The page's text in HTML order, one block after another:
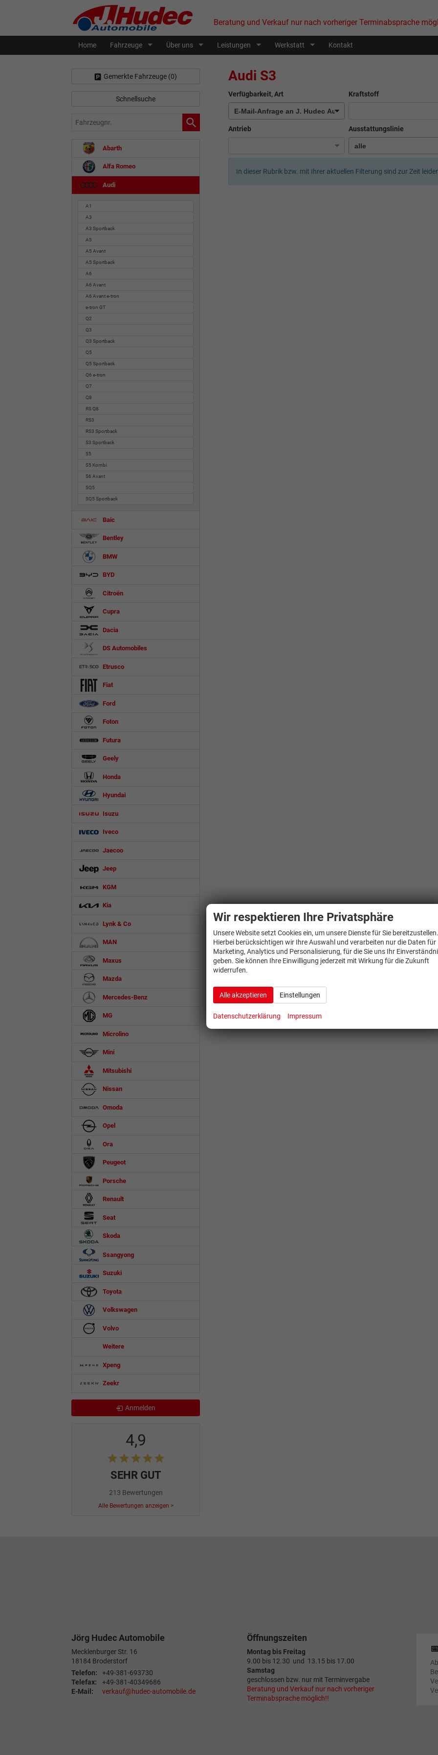
Beratung und Verkauf nur nach vorheriger Terminabsprache
Home Fahrzeuge Über uns Leistungen Werkstatt Kontakt
Audi S3
Verfügbarkeit, Art Kraftstoff
Antrieb Ausstattungslinie
In dieser Rubrik bzw. mit Ihrer aktuellen Filterung sind zur Zeit
Gemerkte Fahrzeuge (0)
Schnellsuche
Fahrzeugnr.
Abarth
Alfa Romeo
Audi
A1
A3
A3 Sportback
A5
A5 Avant
A5 Sportback
A6
A6 Avant
A6 Avant e-tron
e-tron GT
Q2
Q3
Q3 Sportback
Q5
Q5 Sportback
Q6 e-tron
Q7
Q8
RS Q8
RS3
RS3 Sportback
S3 Sportback
S5
S5 Kombi
S6 Avant
SQ5
SQ5 Sportback
Baic
Bentley
BMW
BYD
Citroën
Cupra
Dacia
DS Automobiles
Etrusco
Fiat
Ford
Foton
Futura
Geely
Honda
Hyundai
Isuzu
Iveco
Jaecoo
Jeep
KGM
Kia
Lynk & Co
MAN
Maxus
Mazda
Mercedes-Benz
MG
Microlino
Mini
Mitsubishi
Nissan
Omoda
Opel
Ora
Peugeot
Porsche
Renault
Seat
Skoda
Ssangyong
Suzuki
Toyota
Volkswagen
Volvo
Weitere
Xpeng
Zeekr
Anmelden
4,9
SEHR GUT
213 Bewertungen
Alle Bewertungen anzeigen >
Jörg Hudec Automobile
Mecklenburger Str. 16
18184 Broderstorf
Telefon:
+49-381-693730
Telefax:
+49-381-40349686
E-Mail:
verkauf@hudec-automobile.de
Öffnungszeiten
Montag bis Freitag
9.00 bis 12.30 und 13.15 bis 17.00
Samstag
geschlossen bzw. nur mit Terminvergabe
Beratung und Verkauf nur nach vorheriger
Terminabsprache möglich!!
Wir respektieren Ihre Privatsphäre
Unsere Website setzt Cookies ein, um unsere Dienste für Sie bereitzustellen.
Hierbei berücksichtigen wir Ihre Auswahl und verarbeiten nur die Daten für
Marketing, Analytics und Personalisierung, für die Sie uns Ihr
geben. Sie können Ihre Einwilligung jederzeit mit Wirkung für die Zukunft
widerrufen.
Alle akzeptieren Einstellungen
Datenschutzerklärung Impressum